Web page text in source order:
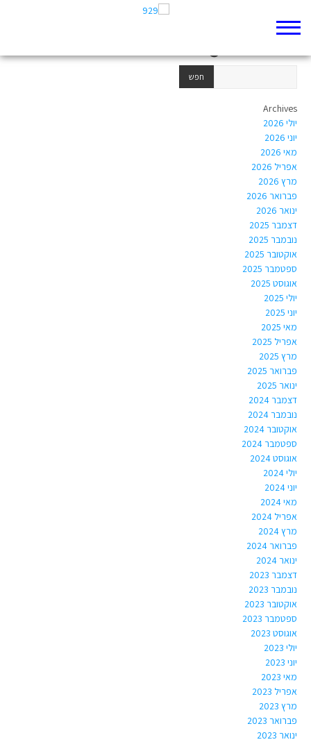
Author Archives:
Archives
יולי 2026
יוני 2026
מאי 2026
אפריל 2026
מרץ 2026
פברואר 2026
ינואר 2026
דצמבר 2025
נובמבר 2025
אוקטובר 2025
ספטמבר 2025
אוגוסט 2025
יולי 2025
יוני 2025
מאי 2025
אפריל 2025
מרץ 2025
פברואר 2025
ינואר 2025
דצמבר 2024
נובמבר 2024
אוקטובר 2024
ספטמבר 2024
אוגוסט 2024
יולי 2024
יוני 2024
מאי 2024
אפריל 2024
מרץ 2024
פברואר 2024
ינואר 2024
דצמבר 2023
נובמבר 2023
אוקטובר 2023
ספטמבר 2023
אוגוסט 2023
יולי 2023
יוני 2023
מאי 2023
אפריל 2023
מרץ 2023
פברואר 2023
ינואר 2023